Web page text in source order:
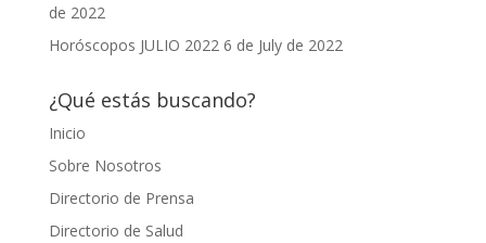
de 2022
Horóscopos JULIO 2022 6 de July de 2022
¿Qué estás buscando?
Inicio
Sobre Nosotros
Directorio de Prensa
Directorio de Salud